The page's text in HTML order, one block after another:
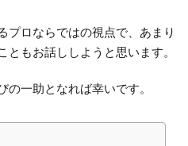
プロならではの視点で、あまり
もお話ししようと思います。
の一助となれば幸いです。